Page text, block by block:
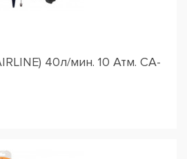
40л/мин. 10 Атм. CA-